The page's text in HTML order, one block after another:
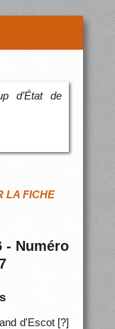
d’État de
LA FICHE
- Numéro
d'Escot [?]